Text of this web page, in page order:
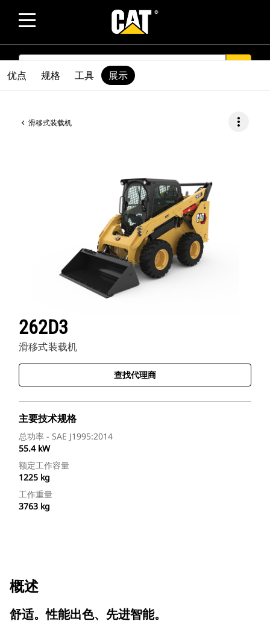
SEARCH
滑移式装载机 more_vert
262D3
滑移式装载机
查找代理商
主要技术规格
总功率 - SAE J1995:2014
55.4 kW
额定工作容量
1225 kg
工作重量
3763 kg
优点 规格 工具 展示
概述
舒适。性能出色、先进智能。